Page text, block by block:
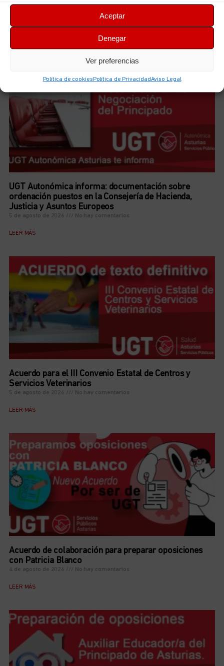
Aceptar
Denegar
Ver preferencias
Política de cookies Política de PrivacidadAviso Legal
Iniciamos el curso de preparación de las futuras plazas
de Técnicas/os de Educación Infantil, 0-3
5 de agosto de 2026 No hay comentarios
LEER MÁS
UGT Autonómica informa: documentación sobre
ordenación puestos en la Consejería de Hacienda,
Justicia y Asuntos Europeos
5 de agosto de 2026 No hay comentarios
LEER MÁS
Acuerdo para el III Convenio Estatal de Centros y
Servicios Veterinarios
5 de agosto de 2026 No hay comentarios
LEER MÁS
Acuerdo de colaboración para preparar oposiciones
con Patricia Blanco
4 de agosto de 2026 No hay comentarios
LEER MÁS